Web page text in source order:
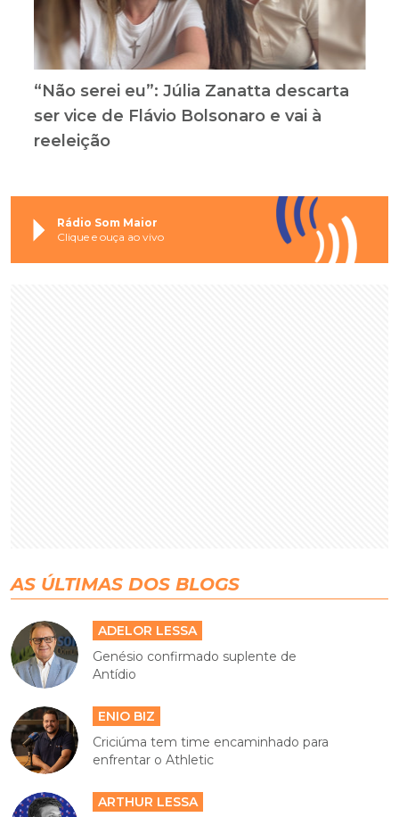
“Não serei eu”: Júlia Zanatta descarta
ser vice de Flávio Bolsonaro e vai à
reeleição
Rádio Som Maior
Clique e ouça ao vivo
AS ÚLTIMAS DOS BLOGS
ADELOR LESSA
Genésio confirmado suplente de
Antídio
ENIO BIZ
Criciúma tem time encaminhado para
enfrentar o Athletic
ARTHUR LESSA